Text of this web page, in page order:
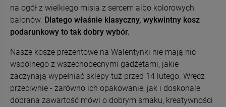
na ogół z wielkiego misia z sercem albo kolorowych
balonów. Dlatego właśnie klasyczny, wykwintny kosz
podarunkowy to tak dobry wybór.
Nasze kosze prezentowe na Walentynki nie mają nic
wspólnego z wszechobecnymi gadżetami, jakie
zaczynają wypełniać sklepy tuż przed 14 lutego. Wręcz
przeciwnie - zarówno ich opakowanie, jak i doskonale
dobrana zawartość mówi o dobrym smaku, kreatywności